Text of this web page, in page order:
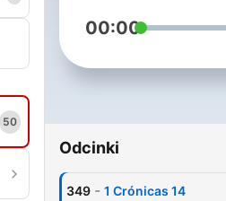
50
00:00
Odcinki
349 - 1 Crónicas 14